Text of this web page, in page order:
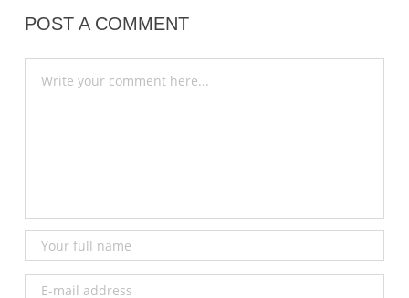
POST A COMMENT